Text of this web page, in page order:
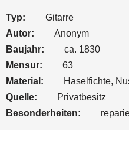
Typ:
Gitarre
Autor:
Anonym
Baujahr:
ca. 1830
Mensur:
63
Material:
Haselfichte,
Quelle:
Privatbesitz
Besonderheiten: